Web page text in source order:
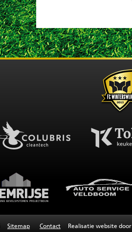
Sitemap Contact Realisatie website door